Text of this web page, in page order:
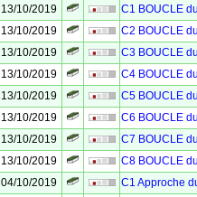
13/10/2019
C1 BOUCLE
13/10/2019
C2 BOUCLE
13/10/2019
C3 BOUCLE
13/10/2019
C4 BOUCLE
13/10/2019
C5 BOUCLE
13/10/2019
C6 BOUCLE
13/10/2019
C7 BOUCLE
13/10/2019
C8 BOUCLE
04/10/2019
C1 Approche